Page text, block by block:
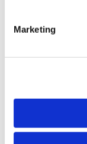
Marketing